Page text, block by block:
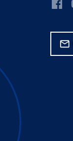
mail